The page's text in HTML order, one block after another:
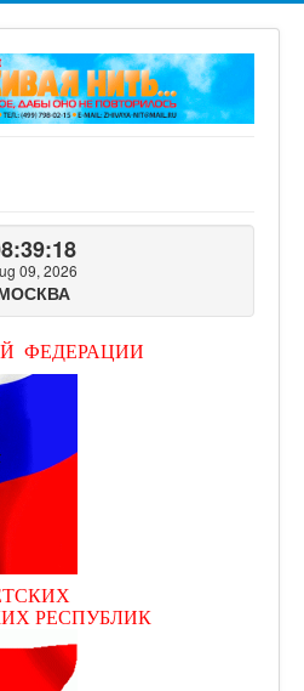
09, 2026
ФЕДЕРАЦИИ
РЕСПУБЛИК